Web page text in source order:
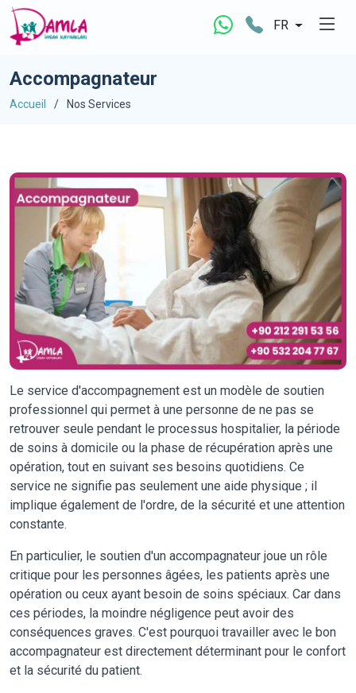
FR
Accompagnateur
Accueil Nos Services
Le service d'accompagnement est un modèle de soutien
professionnel qui permet à une personne de ne pas se
retrouver seule pendant le processus hospitalier, la période
de soins à domicile ou la phase de récupération après une
opération, tout en suivant ses besoins quotidiens. Ce
service ne signifie pas seulement une aide physique ; il
implique également de l'ordre, de la sécurité et une attention
constante.
En particulier, le soutien d'un accompagnateur joue un rôle
critique pour les personnes âgées, les patients après une
opération ou ceux ayant besoin de soins spéciaux. Car dans
ces périodes, la moindre négligence peut avoir des
conséquences graves. C'est pourquoi travailler avec le bon
accompagnateur est directement déterminant pour le confort
et la sécurité du patient.